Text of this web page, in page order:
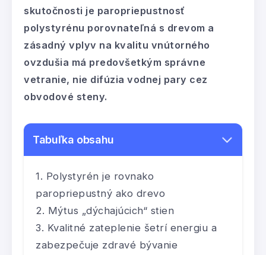
skutočnosti je paropriepustnosť
polystyrénu porovnateľná s drevom a
zásadný vplyv na kvalitu vnútorného
ovzdušia má predovšetkým správne
vetranie, nie difúzia vodnej pary cez
obvodové steny.
Tabuľka obsahu
Polystyrén je rovnako
paropriepustný ako drevo
Mýtus „dýchajúcich“ stien
Kvalitné zateplenie šetrí energiu a
zabezpečuje zdravé bývanie